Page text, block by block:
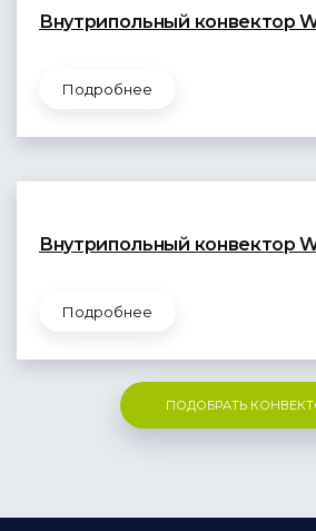
Внутрипольный конвектор
Подробнее
Внутрипольный конвектор
Подробнее
ПОДОБРАТЬ